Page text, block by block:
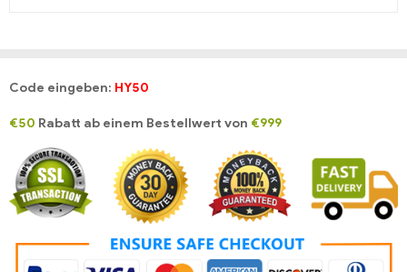
Code eingeben: HY50
€50 Rabatt ab einem Bestellwert von €999